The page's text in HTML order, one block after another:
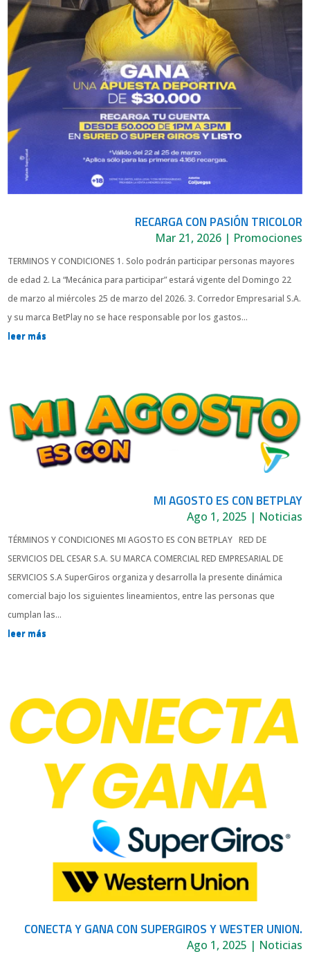
RECARGA CON PASIÓN TRICOLOR
Mar 21, 2026| Promociones
TERMINOS Y CONDICIONES 1. Solo podrán participar personas mayores
de edad 2. La “Mecánica para participar” estará vigente del Domingo 22
de marzo al miércoles 25 de marzo del 2026. 3. Corredor Empresarial S.A.
y su marca BetPlay no se hace responsable por los gastos...
leer más
MI AGOSTO ES CON BETPLAY
Ago 1, 2025 | Noticias
TÉRMINOS Y CONDICIONES MI AGOSTO ES CON BETPLAY RED DE
SERVICIOS DEL CESAR S.A. SU MARCA COMERCIAL RED EMPRESARIAL DE
SERVICIOS S.A SuperGiros organiza y desarrolla la presente dinámica
comercial bajo los siguientes lineamientos, entre las personas que
cumplan las...
leer más
CONECTA Y GANA CON SUPERGIROS Y WESTER UNION.
Ago 1, 2025 | Noticias